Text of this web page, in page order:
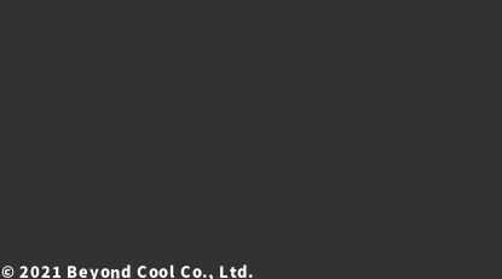
© 2021 Beyond Cool Co., Ltd.